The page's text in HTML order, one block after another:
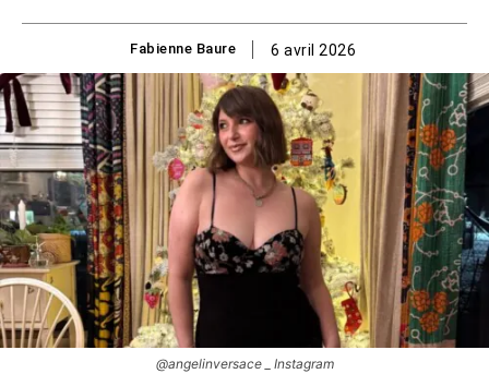
Fabienne Baure 6 avril 2026
@angelinversace _ Instagram